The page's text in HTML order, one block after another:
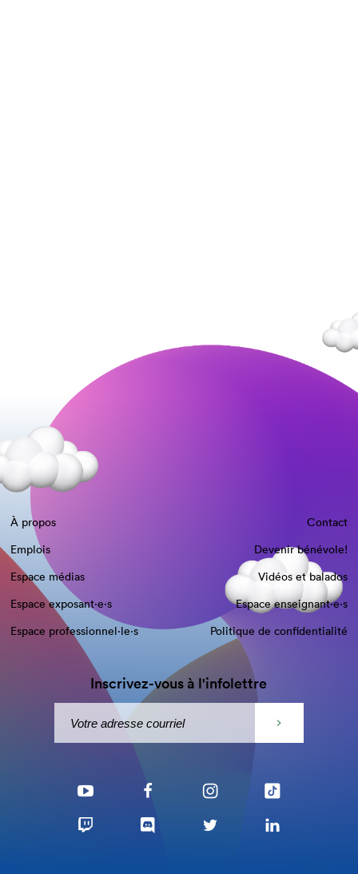
À propos
Contact
Emplois
Devenir bénévole!
Espace médias
Vidéos et balados
Espace exposant·e⋅s
Espace enseignant·e⋅s
Espace professionnel·le⋅s
Politique de confidentialité
Inscrivez-vous à l'infolettre